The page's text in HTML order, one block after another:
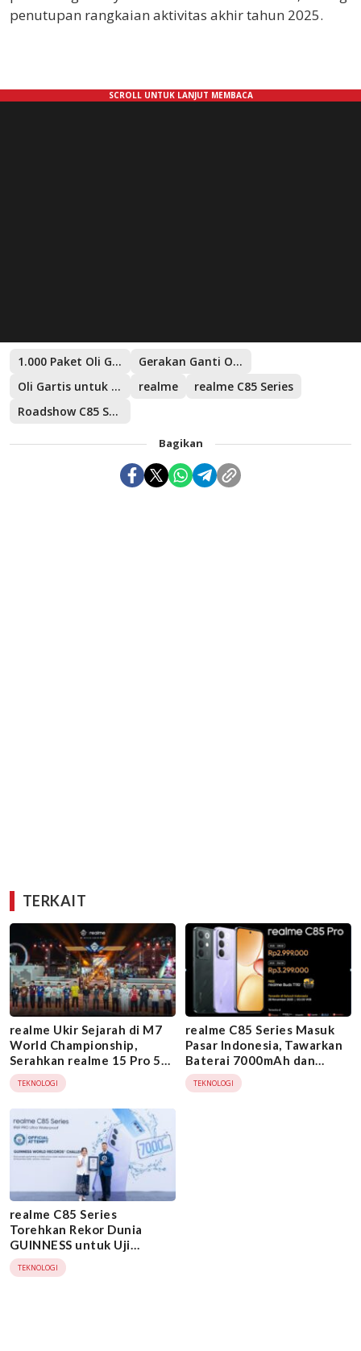
penutupan rangkaian aktivitas akhir tahun 2025.
1.000 Paket Oli Gratis
Gerakan Ganti Oli 1.000 Ojek Online
Oli Gartis untuk Ojol
realme
realme C85 Series
Roadshow C85 Series
Bagikan
TERKAIT
realme Ukir Sejarah di M7
World Championship,
Serahkan realme 15 Pro 5G
ke 16 Tim Sekaligus
TEKNOLOGI
realme C85 Series Masuk
Pasar Indonesia, Tawarkan
Baterai 7000mAh dan
Ketahanan Air IP69 Pro
TEKNOLOGI
realme C85 Series
Torehkan Rekor Dunia
GUINNESS untuk Uji
Ketahanan Air
TEKNOLOGI